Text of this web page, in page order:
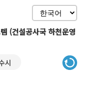
(건설공사국 하천운영
시